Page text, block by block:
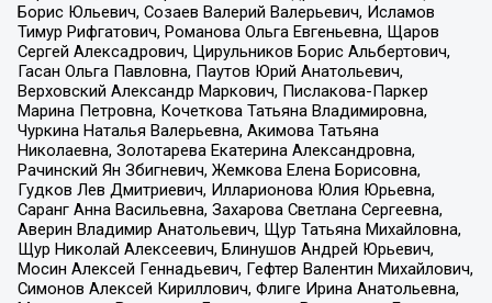
Борис Юльевич, Созаев Валерий Валерьевич, Исламов
Тимур Рифгатович, Романова Ольга Евгеньевна, Щаров
Сергей Алексадрович, Цирульников Борис Альбертович,
Гасан Ольга Павловна, Паутов Юрий Анатольевич,
Верховский Александр Маркович, Пислакова-Паркер
Марина Петровна, Кочеткова Татьяна Владимировна,
Чуркина Наталья Валерьевна, Акимова Татьяна
Николаевна, Золотарева Екатерина Александровна,
Рачинский Ян Збигневич, Жемкова Елена Борисовна,
Гудков Лев Дмитриевич, Илларионова Юлия Юрьевна,
Саранг Анна Васильевна, Захарова Светлана Сергеевна,
Аверин Владимир Анатольевич, Щур Татьяна Михайловна,
Щур Николай Алексеевич, Блинушов Андрей Юрьевич,
Мосин Алексей Геннадьевич, Гефтер Валентин Михайлович,
Симонов Алексей Кириллович, Флиге Ирина Анатольевна,